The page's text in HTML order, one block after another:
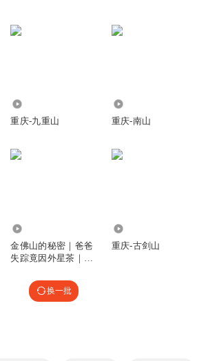
重庆-九重山 重庆-南山
金佛山的秘密｜爸爸
失踪竟因外星茶｜全
重庆-古剑山
换一批